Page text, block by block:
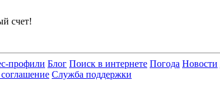
счет!
профили Блог Поиск в интернете Погода Новости
Служба поддержки